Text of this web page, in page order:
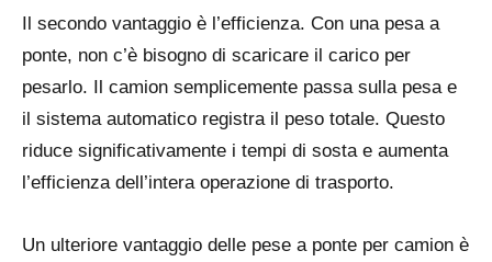
Il secondo vantaggio è l’efficienza. Con una pesa a
ponte, non c’è bisogno di scaricare il carico per
pesarlo. Il camion semplicemente passa sulla pesa e
il sistema automatico registra il peso totale. Questo
riduce significativamente i tempi di sosta e aumenta
l’efficienza dell’intera operazione di trasporto.
Un ulteriore vantaggio delle pese a ponte per camion è